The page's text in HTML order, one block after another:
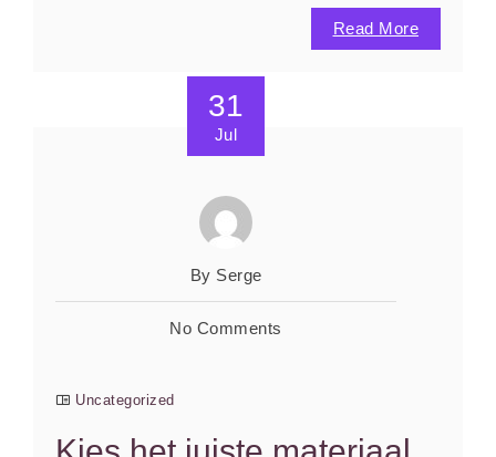
Read More
31
Jul
By Serge
No Comments
Uncategorized